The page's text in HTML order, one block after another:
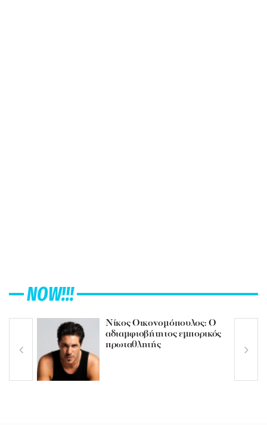
NOW!!!
Νίκος Οικονομόπουλος: Ο
αδιαμφισβήτητος εμπορικός
πρωταθλητής